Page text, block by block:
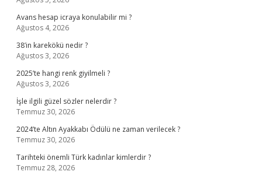
Avans hesap icraya konulabilir mi ?
Ağustos 4, 2026
38’in karekökü nedir ?
Ağustos 3, 2026
2025’te hangi renk giyilmeli ?
Ağustos 3, 2026
İşle ilgili güzel sözler nelerdir ?
Temmuz 30, 2026
2024’te Altın Ayakkabı Ödülü ne zaman verilecek ?
Temmuz 30, 2026
Tarihteki önemli Türk kadınlar kimlerdir ?
Temmuz 28, 2026